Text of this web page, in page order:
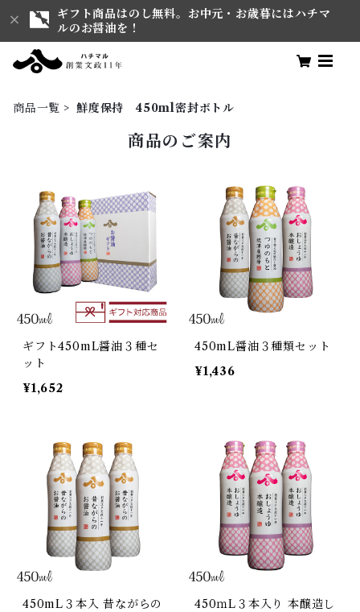
ギフト商品はのし無料。お中元・お歳暮にはハチマ
ルのお醤油を！
商品一覧 鮮度保持 450ml密封ボトル
商品のご案内
ギフト450mL醤油３種セ
ット
¥1,652
450mL醤油３種類セット
¥1,436
450mL３本入 昔ながらの
450ｍL３本入り 本醸造し